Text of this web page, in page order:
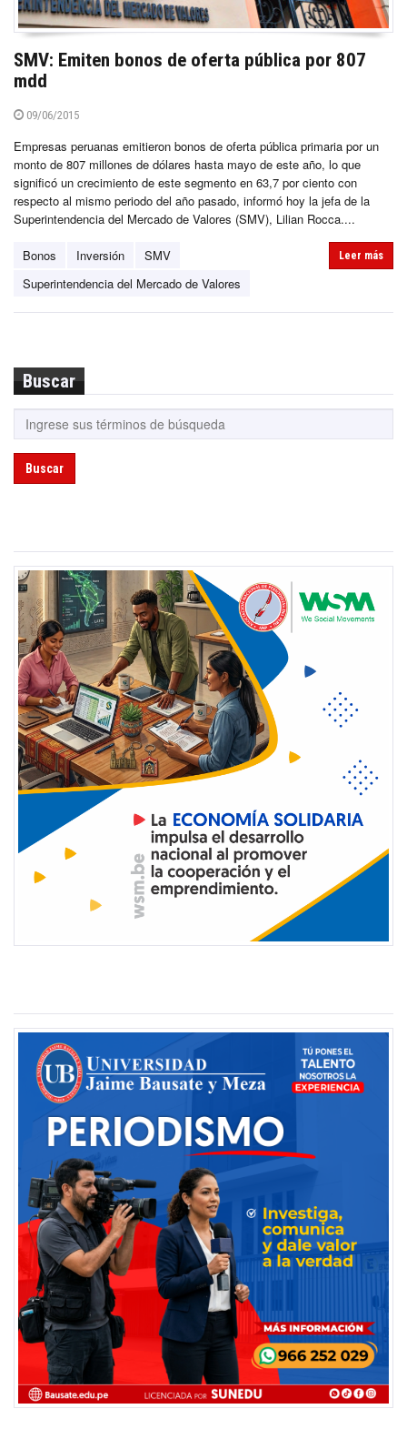
SMV: Emiten bonos de oferta pública por 807
mdd
09/06/2015
Empresas peruanas emitieron bonos de oferta pública primaria por un
monto de 807 millones de dólares hasta mayo de este año, lo que
significó un crecimiento de este segmento en 63,7 por ciento con
respecto al mismo periodo del año pasado, informó hoy la jefa de la
Superintendencia del Mercado de Valores (SMV), Lilian Rocca....
Bonos Inversión
SMV
Superintendencia del Mercado de Valores
Leer más
Buscar
Buscar